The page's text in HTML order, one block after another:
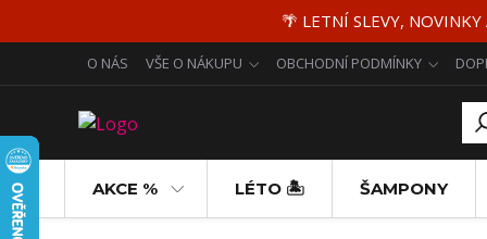
🌴 LETNÍ SLEVY,
O NÁS VŠE O NÁKUPU OBCHODNÍ PODMÍNKY
AKCE % LÉTO 🏝️ ŠAMPONY